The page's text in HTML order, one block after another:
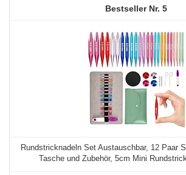
5
Rundstricknadeln Set Austauschbar, 12 Paar
Tasche und Zubehör, 5cm Mini